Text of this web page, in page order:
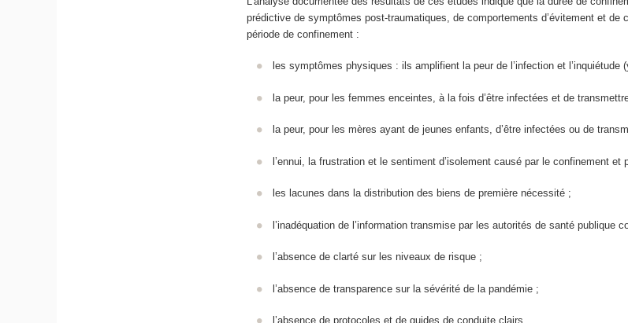
prédictive de symptômes post-traumatiques, de comportements d’évitement et
période de confinement :
les symptômes physiques : ils amplifient la peur de l’infection et l’inquiétude
la peur, pour les femmes enceintes, à la fois d’être infectées et de
la peur, pour les mères ayant de jeunes enfants, d’être infectées ou de
l’ennui, la frustration et le sentiment d’isolement causé par le confinement
les lacunes dans la distribution des biens de première nécessité ;
l’inadéquation de l’information transmise par les autorités de santé
l’absence de clarté sur les niveaux de risque ;
l’absence de transparence sur la sévérité de la pandémie ;
l’absence de protocoles et de guides de conduite clairs.